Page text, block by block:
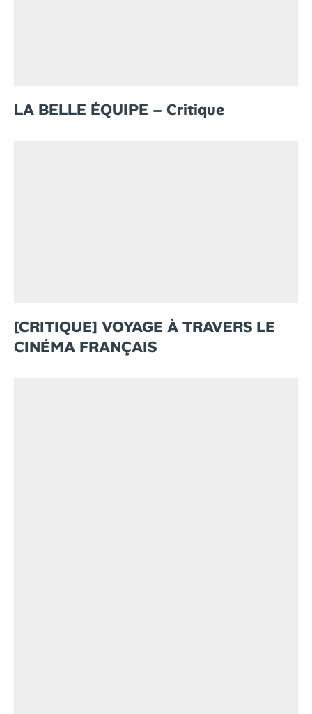
LA BELLE ÉQUIPE – Critique
[CRITIQUE] VOYAGE À TRAVERS LE
CINÉMA FRANÇAIS